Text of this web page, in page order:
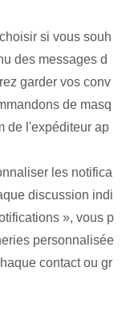
si vous souh
des messages d
garder vos conv
de masq
de l'expéditeur ap
les notifica
discussion indi
», vous p
personnalisée
contact ou gr